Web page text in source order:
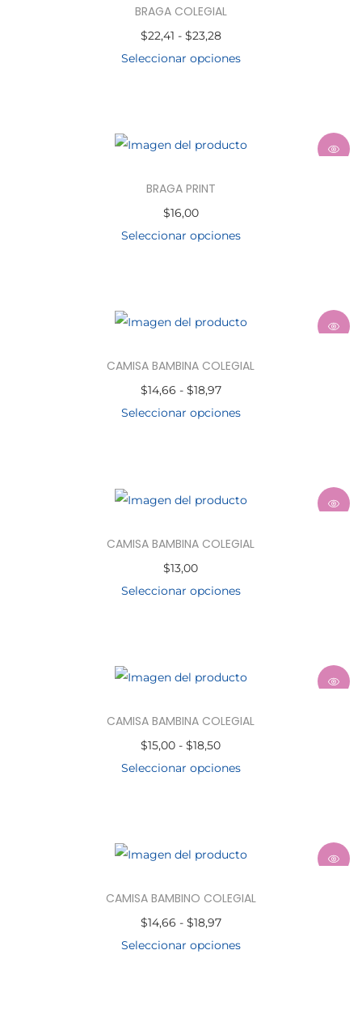
BRAGA COLEGIAL
$22,41 - $23,28
Seleccionar opciones
BRAGA PRINT
$16,00
Seleccionar opciones
CAMISA BAMBINA COLEGIAL
$14,66 - $18,97
Seleccionar opciones
CAMISA BAMBINA COLEGIAL
$13,00
Seleccionar opciones
CAMISA BAMBINA COLEGIAL
$15,00 - $18,50
Seleccionar opciones
CAMISA BAMBINO COLEGIAL
$14,66 - $18,97
Seleccionar opciones